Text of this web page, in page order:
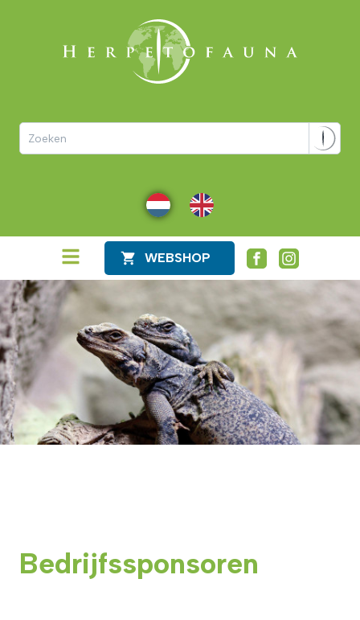
NL EN
WEBSHOP
Bedrijfssponsoren